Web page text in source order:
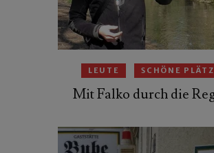
LEUTE SCHÖNE
Mit Falko durch die